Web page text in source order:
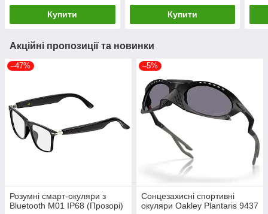
Купити Купити
Акційні пропозиції та новинки
–47%
Розумні смарт-окуляри з
Bluetooth M01 IP68 (Прозорі)
–5%
Сонцезахисні спортивні
окуляри Oakley Plantaris 9437